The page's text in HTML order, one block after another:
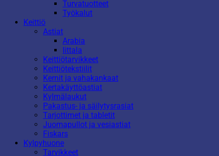
Turvatuotteet
Työkalut
Keittiö
Astiat
Arabia
Iittala
Keittiötarvikkeet
Keittiötekstiilit
Kernit ja vahakankaat
Kertakäyttöastiat
Kylmälaukut
Pakastus- ja säilytysrasiat
Tarjottimet ja tabletit
Juomapullot ja vesiastiat
Fiskars
Kylpyhuone
Tarvikkeet